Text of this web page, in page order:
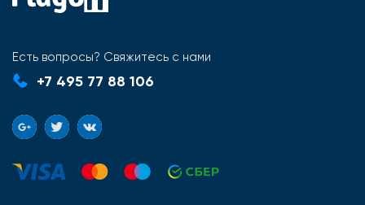
Есть вопросы? Свяжитесь с нами
+7 495 77 88 106